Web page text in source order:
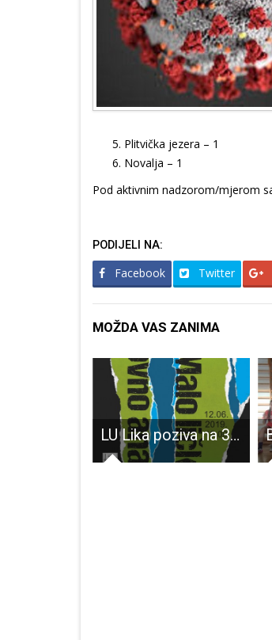
Plitvička jezera – 1
Novalja – 1
Pod aktivnim nadzorom/mjerom
PODIJELI NA:
Facebook Twitter
MOŽDA VAS ZANIMA
LU Lika poziva na 3.Mali lički likovni anale